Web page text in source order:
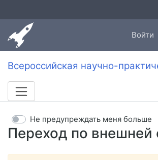
Войти
Всероссийская научно-
Переход по внешней
Не предупреждать меня больше